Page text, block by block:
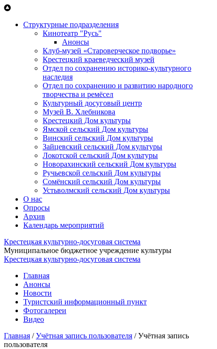
Перейти к основному содержанию
Структурные подразделения
Кинотеатр "Русь"
Анонсы
Клуб-музей «Староверческое подворье»
Крестецкий краеведческий музей
Отдел по сохранению историко-культурного
наследия
Отдел по сохранению и развитию народного
творчества и ремёсел
Культурный досуговый центр
Музей В. Хлебникова
Крестецкий Дом культуры
Ямской сельский Дом культуры
Винский сельский Дом культуры
Зайцевский сельский Дом культуры
Локотской сельский Дом культуры
Новорахинский сельский Дом культуры
Ручьевской сельский Дом культуры
Сомёнский сельский Дом культуры
Устьволмский сельский Дом культуры
О нас
Опросы
Архив
Календарь мероприятий
Крестецкая культурно-досуговая система
Муниципальное бюджетное учреждение культуры
Крестецкая культурно-досуговая система
Главная
Анонсы
Новости
Туристский информационный пункт
Фотогалереи
Видео
Главная /Учётная запись пользователя /Учётная запись
пользователя